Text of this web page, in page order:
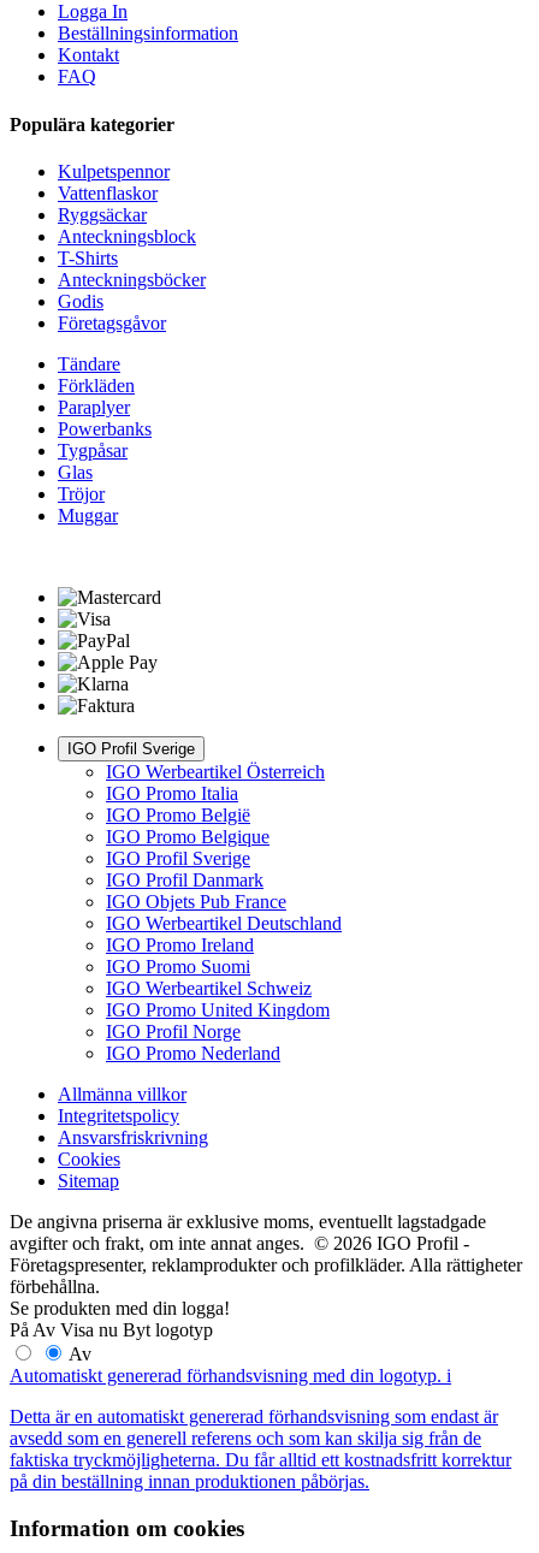
Logga In
Beställningsinformation
Kontakt
FAQ
Populära kategorier
Kulpetspennor
Vattenflaskor
Ryggsäckar
Anteckningsblock
T-Shirts
Anteckningsböcker
Godis
Företagsgåvor
Tändare
Förkläden
Paraplyer
Powerbanks
Tygpåsar
Glas
Tröjor
Muggar
IGO Profil Sverige
IGO Werbeartikel Österreich
IGO Promo Italia
IGO Promo België
IGO Promo Belgique
IGO Profil Sverige
IGO Profil Danmark
IGO Objets Pub France
IGO Werbeartikel Deutschland
IGO Promo Ireland
IGO Promo Suomi
IGO Werbeartikel Schweiz
IGO Promo United Kingdom
IGO Profil Norge
IGO Promo Nederland
Allmänna villkor
Integritetspolicy
Ansvarsfriskrivning
Cookies
Sitemap
De angivna priserna är exklusive moms, eventuellt lagstadgade
avgifter och frakt, om inte annat anges. © 2026 IGO Profil -
Företagspresenter, reklamprodukter och profilkläder. Alla rättigheter
förbehållna.
Se produkten med din logga!
På Av Visa nu Byt logotyp
Av
Automatiskt genererad förhandsvisning med din logotyp. i
Detta är en automatiskt genererad förhandsvisning som endast är
avsedd som en generell referens och som kan skilja sig från de
faktiska tryckmöjligheterna. Du får alltid ett kostnadsfritt korrektur
på din beställning innan produktionen påbörjas.
Information om cookies